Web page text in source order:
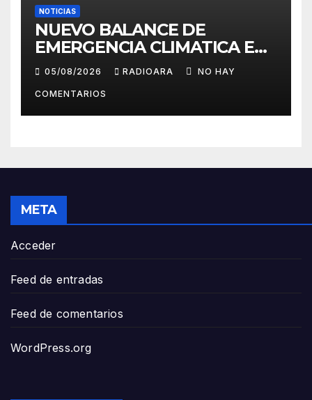
NOTICIAS
NUEVO BALANCE DE
EMERGENCIA CLIMATICA EN
CHILE – Agencia ORBE para
radio-tv ARAUCANIA,
L.ANGELES
05/08/2026 RADIOARA NO HAY
COMENTARIOS
META
Acceder
Feed de entradas
Feed de comentarios
WordPress.org